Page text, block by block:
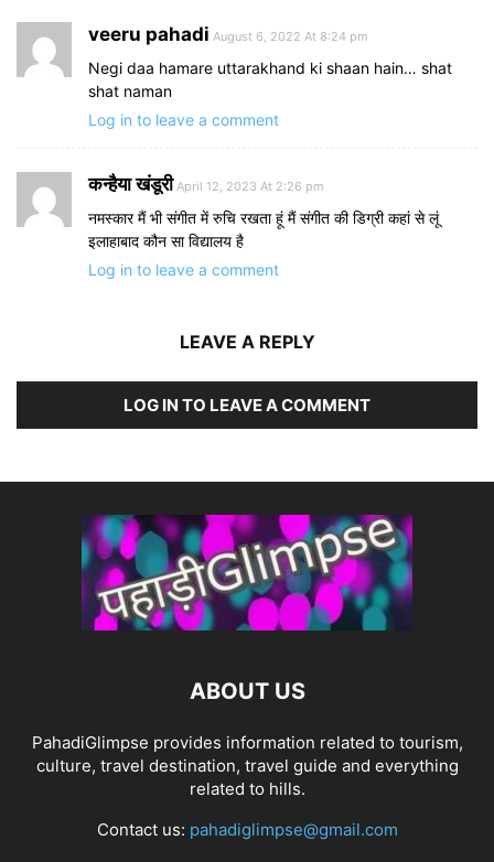
veeru pahadi August 6, 2022 At 8:24 pm
Negi daa hamare uttarakhand ki shaan hain… shat
shat naman
Log in to leave a comment
कन्हैया खंडूरी April 12, 2023 At 2:26 pm
नमस्कार मैं भी संगीत में रुचि रखता हूं मैं संगीत की डिग्री कहां से लूं
इलाहाबाद कौन सा विद्यालय है
Log in to leave a comment
LEAVE A REPLY
LOG IN TO LEAVE A COMMENT
ABOUT US
PahadiGlimpse provides information related to tourism,
culture, travel destination, travel guide and everything
related to hills.
Contact us: pahadiglimpse@gmail.com